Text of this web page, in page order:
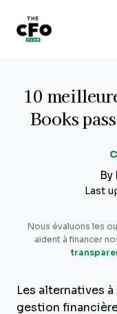
10
Books
By
Last
Nous évaluons les
aident à financer
Les alternatives
gestion